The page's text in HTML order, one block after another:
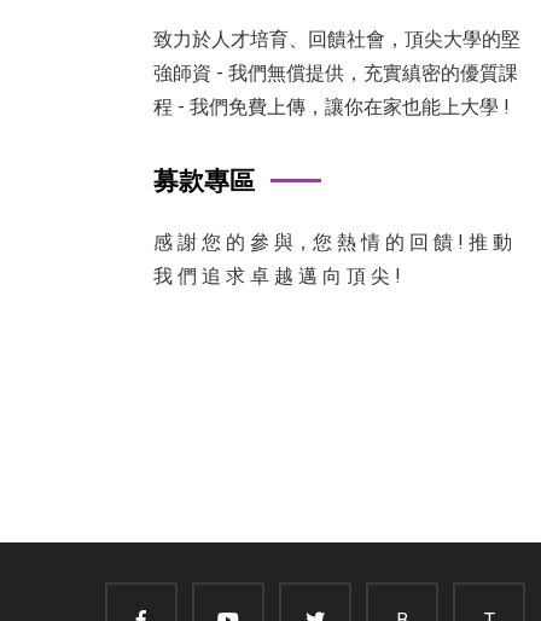
致力於人才培育、回饋社會，頂尖大學的堅
強師資 - 我們無償提供，充實縝密的優質課
程 - 我們免費上傳，讓你在家也能上大學 !
募款專區
感 謝 您 的 參 與，您 熱 情 的 回 饋 ! 推 動
我 們 追 求 卓 越 邁 向 頂 尖 !